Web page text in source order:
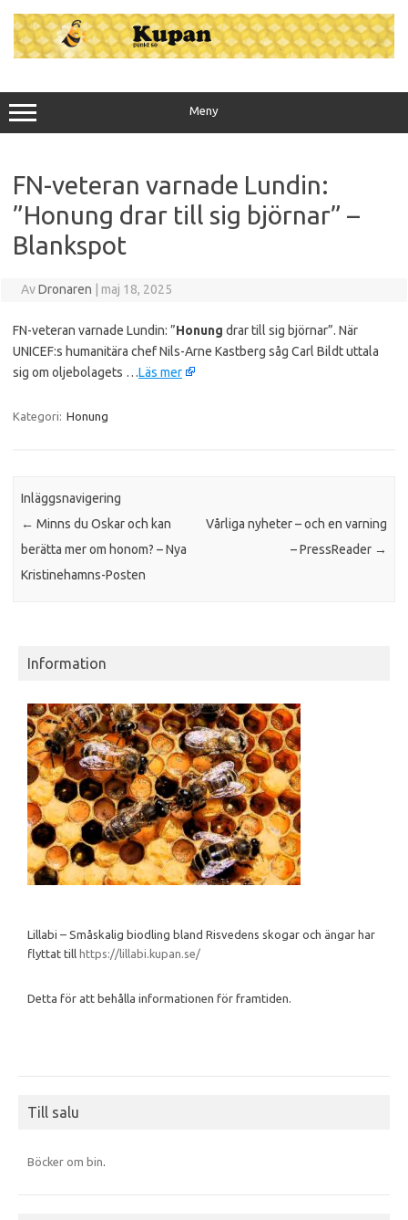
innehåll
Meny
FN-veteran varnade Lundin:
”Honung drar till sig björnar” –
Blankspot
AvDronaren maj 18, 2025
FN-veteran varnade Lundin: ”Honung drar till sig björnar”. När
UNICEF:s humanitära chef Nils-Arne Kastberg såg Carl Bildt uttala
sig om oljebolagets …Läs mer
Kategori: Honung
Inläggsnavigering
← Minns du Oskar och kan
berätta mer om honom? – Nya
Kristinehamns-Posten
Vårliga nyheter – och en varning
– PressReader →
Information
Lillabi – Småskalig biodling bland Risvedens skogar och ängar har
flyttat till https://lillabi.kupan.se/
Detta för att behålla informationen för framtiden.
Till salu
Böcker om bin.